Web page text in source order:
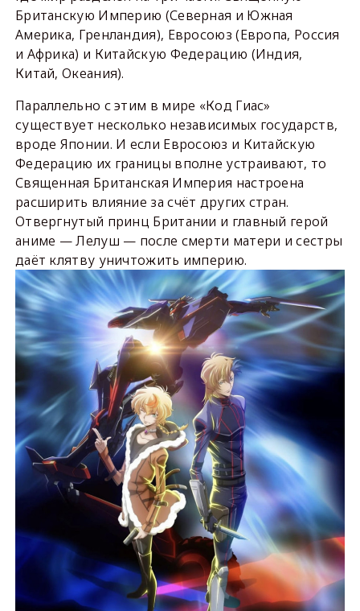
Британскую Империю (Северная и Южная
Америка, Гренландия), Евросоюз (Европа, Россия
и Африка) и Китайскую Федерацию (Индия,
Китай, Океания).
Параллельно с этим в мире «Код Гиас»
существует несколько независимых государств,
вроде Японии. И если Евросоюз и Китайскую
Федерацию их границы вполне устраивают, то
Священная Британская Империя настроена
расширить влияние за счёт других стран.
Отвергнутый принц Британии и главный герой
аниме — Лелуш — после смерти матери и сестры
даёт клятву уничтожить империю.